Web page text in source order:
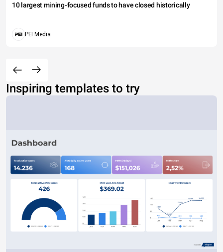
10 largest mining-focused funds to have closed historically
PEI Media
Inspiring templates to try